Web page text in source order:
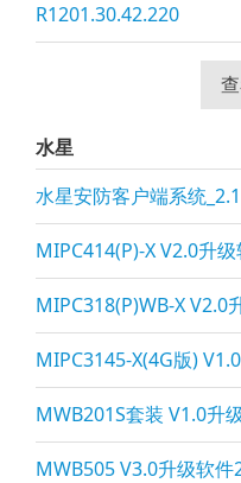
R1201.30.42.220
水星
水星安防客户端系统
MIPC414(P)-X V2.0升
MIPC318(P)WB-X V2.0
MIPC3145-X(4G版)
MWB201S套装 V1.0升
MWB505 V3.0升级软件